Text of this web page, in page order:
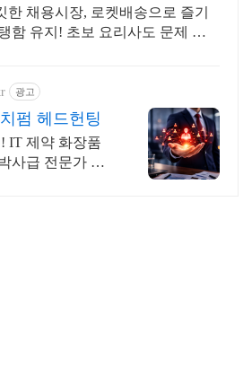
한 채용시장, 로켓배송으로 즐기
함 유지! 초보 요리사도 문제 없
광고
펌 헤드헌팅